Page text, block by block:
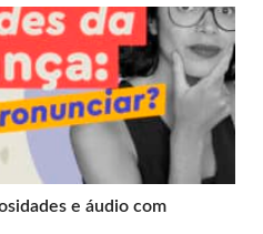
e áudio com
e áudio com